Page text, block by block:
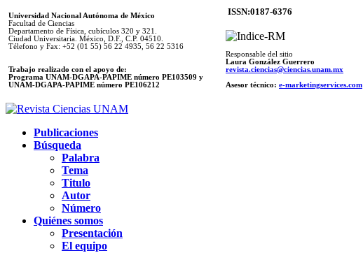
Universidad Nacional Autónoma de México
Facultad de Ciencias
Departamento de Física, cubículos 320 y 321.
Ciudad Universitaria. México, D.F., C.P. 04510.
Télefono y Fax: +52 (01 55) 56 22 4935, 56 22 5316
Trabajo realizado con el apoyo de:
Programa UNAM-DGAPA-PAPIME número PE103509 y
UNAM-DGAPA-PAPIME número PE106212
ISSN:0187-6376
Responsable del sitio
Laura González Guerrero
revista.ciencias@ciencias.unam.mx
Asesor técnico: e-marketingservices.com
Publicaciones
Búsqueda
Palabra
Tema
Titulo
Autor
Número
Quiénes somos
Presentación
El equipo